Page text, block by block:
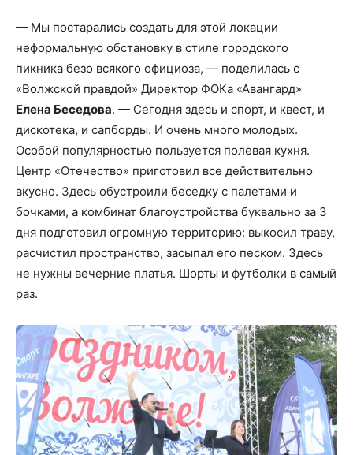
— Мы постарались создать для этой локации
неформальную обстановку в стиле городского
пикника безо всякого официоза, — поделилась с
«Волжской правдой» Директор ФОКа «Авангард»
Елена Беседова. — Сегодня здесь и спорт, и квест, и
дискотека, и сапборды. И очень много молодых.
Особой популярностью пользуется полевая кухня.
Центр «Отечество» приготовил все действительно
вкусно. Здесь обустроили беседку с палетами и
бочками, а комбинат благоустройства буквально за 3
дня подготовил огромную территорию: выкосил траву,
расчистил пространство, засыпал его песком. Здесь
не нужны вечерние платья. Шорты и футболки в самый
раз.